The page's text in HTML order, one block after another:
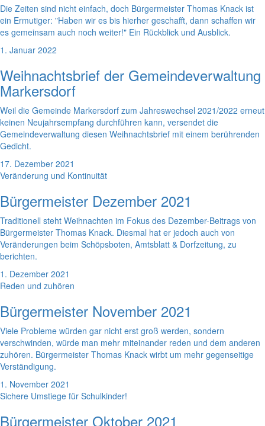
Die Zeiten sind nicht einfach, doch Bürgermeister Thomas Knack ist
ein Ermutiger: "Haben wir es bis hierher geschafft, dann schaffen wir
es gemeinsam auch noch weiter!" Ein Rückblick und Ausblick.
1. Januar 2022
Weihnachtsbrief der Gemeindeverwaltung
Markersdorf
Weil die Gemeinde Markersdorf zum Jahreswechsel 2021/2022 erneut
keinen Neujahrsempfang durchführen kann, versendet die
Gemeindeverwaltung diesen Weihnachtsbrief mit einem berührenden
Gedicht.
17. Dezember 2021
Veränderung und Kontinuität
Bürgermeister Dezember 2021
Traditionell steht Weihnachten im Fokus des Dezember-Beitrags von
Bürgermeister Thomas Knack. Diesmal hat er jedoch auch von
Veränderungen beim Schöpsboten, Amtsblatt & Dorfzeitung, zu
berichten.
1. Dezember 2021
Reden und zuhören
Bürgermeister November 2021
Viele Probleme würden gar nicht erst groß werden, sondern
verschwinden, würde man mehr miteinander reden und dem anderen
zuhören. Bürgermeister Thomas Knack wirbt um mehr gegenseitige
Verständigung.
1. November 2021
Sichere Umstiege für Schulkinder!
Bürgermeister Oktober 2021